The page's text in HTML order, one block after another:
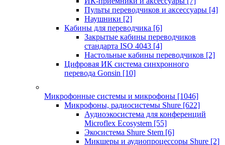
Пульты переводчиков и аксессуары [4]
Наушники [2]
Кабины для переводчика [6]
Закрытые кабины переводчиков
стандарта ISO 4043 [4]
Настольные кабины переводчиков [2]
Цифровая ИК система синхронного
перевода Gonsin [10]
Микрофонные системы и микрофоны [1046]
Микрофоны, радиосистемы Shure [622]
Аудиоэкосистема для конференций
Microflex Ecosystem [55]
Экосистема Shure Stem [6]
Микшеры и аудиопроцессоры Shure [2]